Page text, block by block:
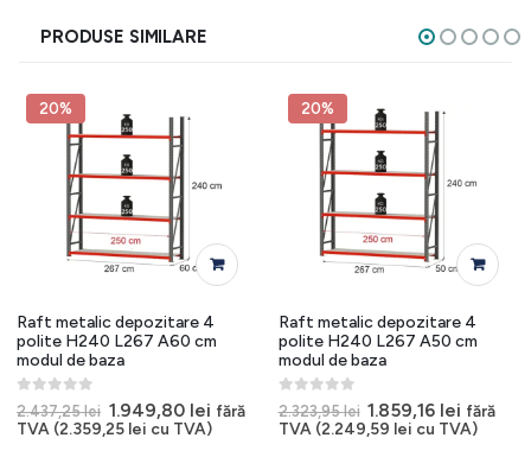
PRODUSE SIMILARE
20%
Raft metalic depozitare 4
polite H240 L267 A60 cm
modul de baza
0 out of 5
2.437,25lei Prețul
inițial
1.949,80 leiPrețul
curent
fără
TVA (2.359,25 lei cu TVA)
20%
Raft metalic depozitare 4
polite H240 L267 A50 cm
modul de baza
0out of 5
2.323,95lei Prețul
inițial
a
1.859,16 lei Prețul
curent
fără
TVA (2.249,59 lei cu TVA)